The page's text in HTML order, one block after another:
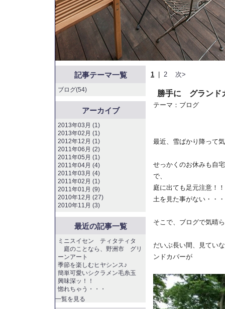
1 2 次>
勝手に グランド
テーマ： ブログ
最近、雪ばかり降って
せっかくのお休みも自
で、
庭に出ても足元注意！
土を見た事がない・・・
そこで、ブログで気晴
だいぶ長い間、見てい
ンドカバーが
記事テーマ一覧
ブログ(54)
アーカイブ
2013年03月 (1)
2013年02月 (1)
2012年12月 (1)
2011年06月 (2)
2011年05月 (1)
2011年04月 (4)
2011年03月 (4)
2011年02月 (1)
2011年01月 (9)
2010年12月 (27)
2010年11月 (3)
最近の記事一覧
ミニスイセン ティタティタ
庭のことなら、野洲市 グリ
ーンアート
季節を楽しむヒヤシンス♪
簡単可愛いシクラメン毛糸玉
興味深ッ！！
惚れちゃう・・・
一覧を見る